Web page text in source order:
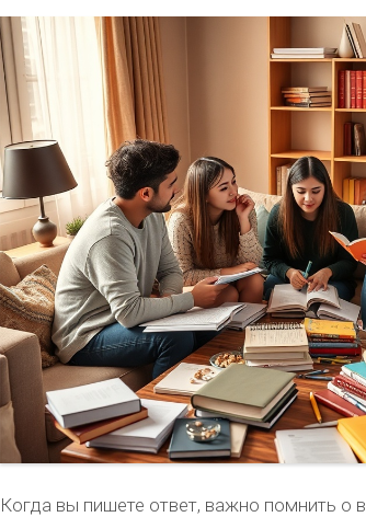
Когда вы пишете ответ, важно помнить о